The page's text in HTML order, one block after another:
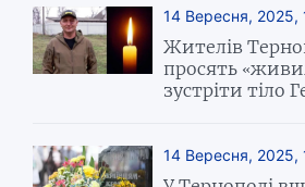
14 Вересня, 2025,
Жителів
просять
зустріти тіло
14 Вересня, 2025,